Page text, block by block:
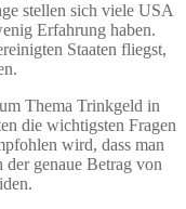
stellen sich viele USA
Erfahrung haben.
Staaten fliegst,
Thema Trinkgeld in
die wichtigsten Fragen
wird, dass man
genaue Betrag von